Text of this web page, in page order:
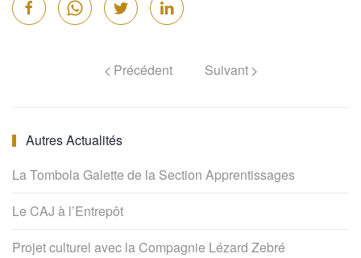
Précédent Suivant
Autres Actualités
La Tombola Galette de la Section Apprentissages
Le CAJ à l’Entrepôt
Projet culturel avec la Compagnie Lézard Zebré